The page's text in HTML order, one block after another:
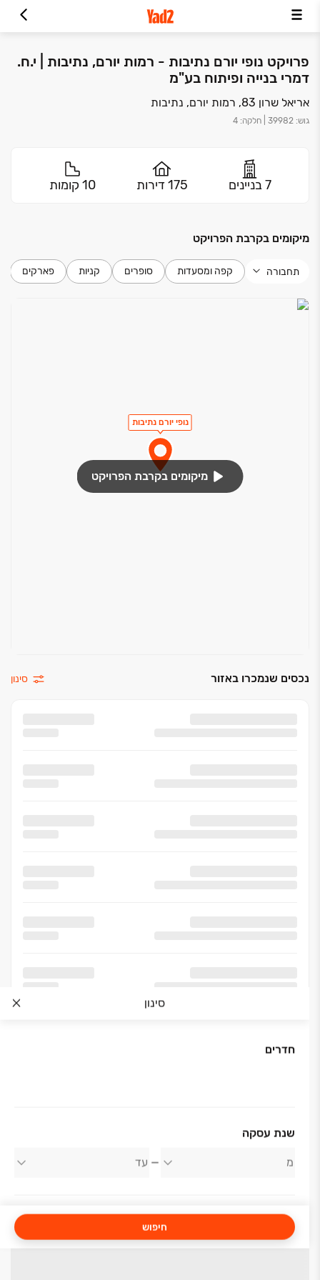
פרויקט נופי יורם נתיבות - רמות יורם, נתיבות | י.ח.
דמרי בנייה ופיתוח בע"מ
אריאל שרון 83, רמות יורם, נתיבות
גוש:
39982 חלקה:
4
7 בניינים 175 דירות 10 קומות
מיקומים בקרבת הפרויקט
תחבורה קפה ומסעדות סופרים קניות פארקים
נופי יורם נתיבות
מיקומים בקרבת הפרויקט
נכסים שנמכרו באזור סינון
סינון
חדרים
שנת עסקה
חיפוש